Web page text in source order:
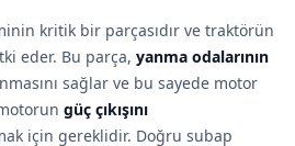
kritik bir parçasıdır ve traktörün
eder. Bu parça, yanma odalarının
sağlar ve bu sayede motor
güç çıkışını
için gereklidir. Doğru subap